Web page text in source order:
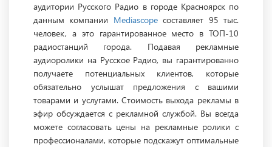
аудитории Русского Радио в городе Красноярск по
данным компании Mediascopeсоставляет 95 тыс.
человек, а это гарантированное место в ТОП-10
радиостанций города. Подавая рекламные
аудиоролики на Русское Радио, вы гарантированно
получаете потенциальных клиентов, которые
обязательно услышат предложения с вашими
товарами и услугами. Стоимость выхода рекламы в
эфир обсуждается с рекламной службой. Вы всегда
можете согласовать цены на рекламные ролики с
профессионалами, которые подскажут оптимальные